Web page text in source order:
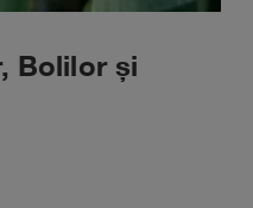
Bolilor și